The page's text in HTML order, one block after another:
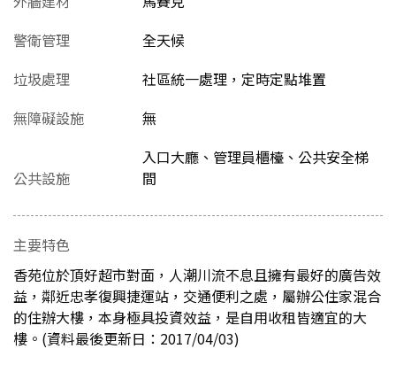
警衛管理
全天候
垃圾處理
社區統一處理，定時定點堆置
無障礙設施
無
公共設施
入口大廳、管理員櫃檯、公共安全梯
間
主要特色
香苑位於頂好超市對面，人潮川流不息且擁有最好的廣告效
益，鄰近忠孝復興捷運站，交通便利之處，屬辦公住家混合
的住辦大樓，本身極具投資效益，是自用收租皆適宜的大
樓。(資料最後更新日：2017/04/03)